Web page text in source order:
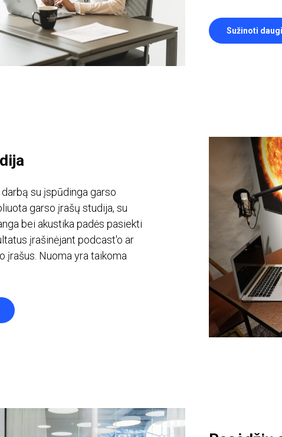
Sužinoti
su įspūdinga garso
garso įrašų studija, su
bei akustika padės pasiekti
įrašinėjant podcast'o ar
įrašus. Nuoma yra taikoma